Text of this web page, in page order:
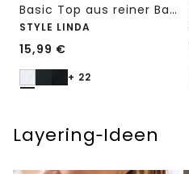
Basic Top aus reiner Baumwolle
STYLE LINDA
15,99 €
+ 22
Layering‑Ideen